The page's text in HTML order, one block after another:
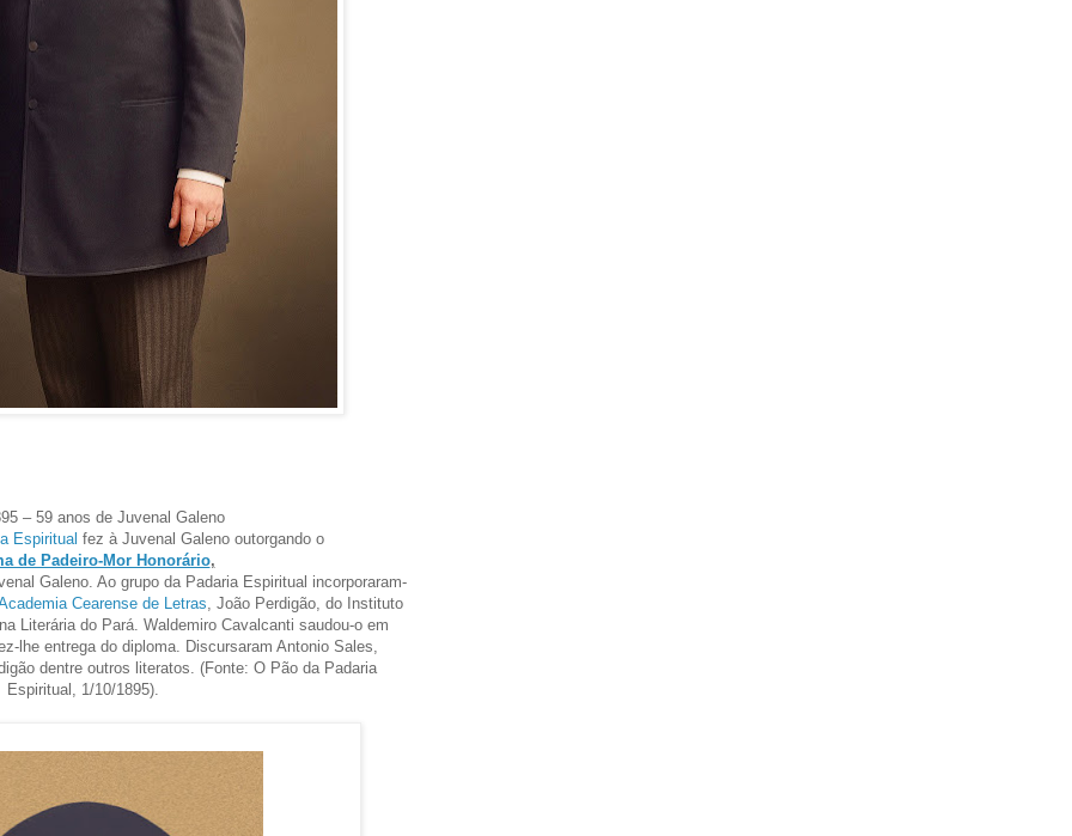
– 59 anos de Juvenal Galeno
Espiritual fez à Juvenal Galeno outorgando o
de Padeiro-Mor Honorário,
Galeno. Ao grupo da Padaria Espiritual incorporaram-
Cearense de Letras, João Perdigão, do Instituto
Literária do Pará. Waldemiro Cavalcanti saudou-o em
lhe entrega do diploma. Discursaram Antonio Sales,
dentre outros literatos. (Fonte: O Pão da Padaria
Espiritual, 1/10/1895).